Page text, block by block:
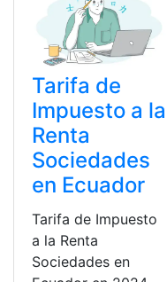
Tarifa de
Impuesto a la
Renta
Sociedades
en Ecuador
Tarifa de Impuesto
a la Renta
Sociedades en